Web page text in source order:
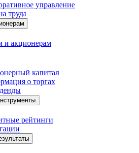
управление
труда
и акционерам
капитал
о торгах
рейтинги